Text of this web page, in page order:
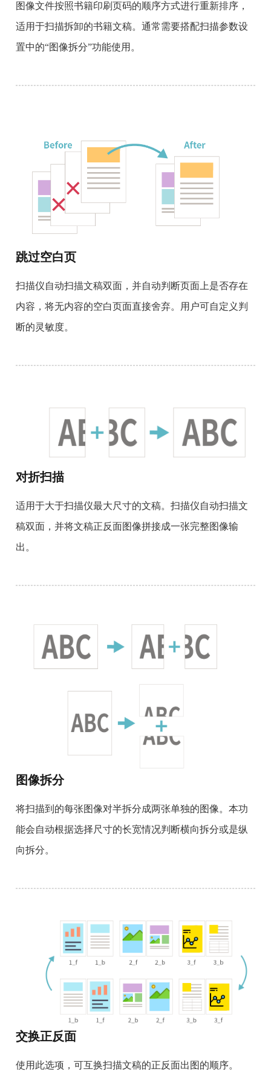
图像文件按照书籍印刷页码的顺序方式进行重新排序，
适用于扫描拆卸的书籍文稿。通常需要搭配扫描参数设
置中的“图像拆分”功能使用。
跳过空白页
扫描仪自动扫描文稿双面，并自动判断页面上是否存在
内容，将无内容的空白页面直接舍弃。用户可自定义判
断的灵敏度。
对折扫描
适用于大于扫描仪最大尺寸的文稿。扫描仪自动扫描文
稿双面，并将文稿正反面图像拼接成一张完整图像输
出。
图像拆分
将扫描到的每张图像对半拆分成两张单独的图像。本功
能会自动根据选择尺寸的长宽情况判断横向拆分或是纵
向拆分。
交换正反面
使用此选项，可互换扫描文稿的正反面出图的顺序。